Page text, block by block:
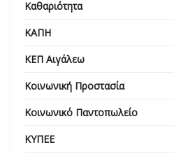
Καθαριότητα
ΚΑΠΗ
ΚΕΠ Αιγάλεω
Κοινωνική Προστασία
Κοινωνικό Παντοπωλείο
ΚΥΠΕΕ